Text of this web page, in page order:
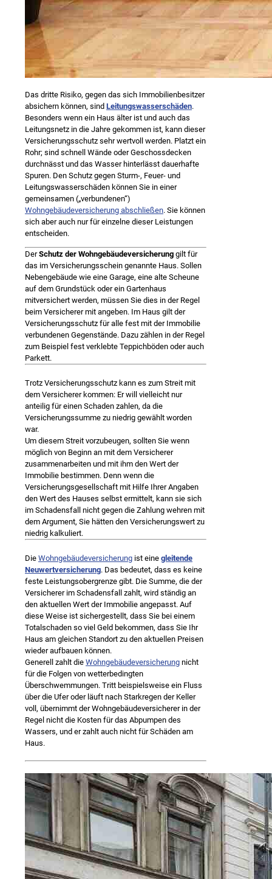
Das dritte Risiko, gegen das sich Immobilienbesitzer
absichern können, sind Leitungswasserschäden.
Besonders wenn ein Haus älter ist und auch das
Leitungsnetz in die Jahre gekommen ist, kann dieser
Versicherungsschutz sehr wertvoll werden. Platzt ein
Rohr; sind schnell Wände oder Geschossdecken
durchnässt und das Wasser hinterlässt dauerhafte
Spuren. Den Schutz gegen Sturm-, Feuer- und
Leitungswasserschäden können Sie in einer
gemeinsamen („verbundenen“)
Wohngebäudeversicherung abschließen. Sie können
sich aber auch nur für einzelne dieser Leistungen
entscheiden.
DerSchutz der Wohngebäudeversicherung gilt für
das im Versicherungsschein genannte Haus. Sollen
Nebengebäude wie eine Garage, eine alte Scheune
auf dem Grundstück oder ein Gartenhaus
mitversichert werden, müssen Sie dies in der Regel
beim Versicherer mit angeben. Im Haus gilt der
Versicherungsschutz für alle fest mit der Immobilie
verbundenen Gegenstände. Dazu zählen in der Regel
zum Beispiel fest verklebte Teppichböden oder auch
Parkett.
Trotz Versicherungsschutz kann es zum Streit mit
dem Versicherer kommen: Er will vielleicht nur
anteilig für einen Schaden zahlen, da die
Versicherungssumme zu niedrig gewählt worden
war.
Um diesem Streit vorzubeugen, sollten Sie wenn
möglich von Beginn an mit dem Versicherer
zusammenarbeiten und mit ihm den Wert der
Immobilie bestimmen. Denn wenn die
Versicherungsgesellschaft mit Hilfe Ihrer Angaben
den Wert des Hauses selbst ermittelt, kann sie sich
im Schadensfall nicht gegen die Zahlung wehren mit
dem Argument, Sie hätten den Versicherungswert zu
niedrig kalkuliert.
Die Wohngebäudeversicherung ist eine gleitende
Neuwertversicherung. Das bedeutet, dass es keine
feste Leistungsobergrenze gibt. Die Summe, die der
Versicherer im Schadensfall zahlt, wird ständig an
den aktuellen Wert der Immobilie angepasst. Auf
diese Weise ist sichergestellt, dass Sie bei einem
Totalschaden so viel Geld bekommen, dass Sie Ihr
Haus am gleichen Standort zu den aktuellen Preisen
wieder aufbauen können.
Generell zahlt die Wohngebäudeversicherung nicht
für die Folgen von wetterbedingten
Überschwemmungen. Tritt beispielsweise ein Fluss
über die Ufer oder läuft nach Starkregen der Keller
voll, übernimmt der Wohngebäudeversicherer in der
Regel nicht die Kosten für das Abpumpen des
Wassers, und er zahlt auch nicht für Schäden am
Haus.